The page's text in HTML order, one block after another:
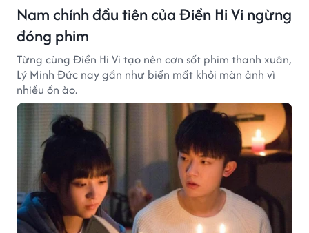
Nam chính đầu tiên của Điền Hi Vi ngừng
đóng phim
Từng cùng Điền Hi Vi tạo nên cơn sốt phim thanh xuân,
Lý Minh Đức nay gần như biến mất khỏi màn ảnh vì
nhiều ồn ào.